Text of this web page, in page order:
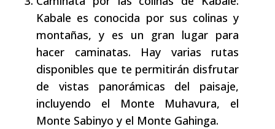
Kabale es conocida por sus colinas y
montañas, y es un gran lugar para
hacer caminatas. Hay varias rutas
disponibles que te permitirán disfrutar
de vistas panorámicas del paisaje,
incluyendo el Monte Muhavura, el
Monte Sabinyo y el Monte Gahinga.